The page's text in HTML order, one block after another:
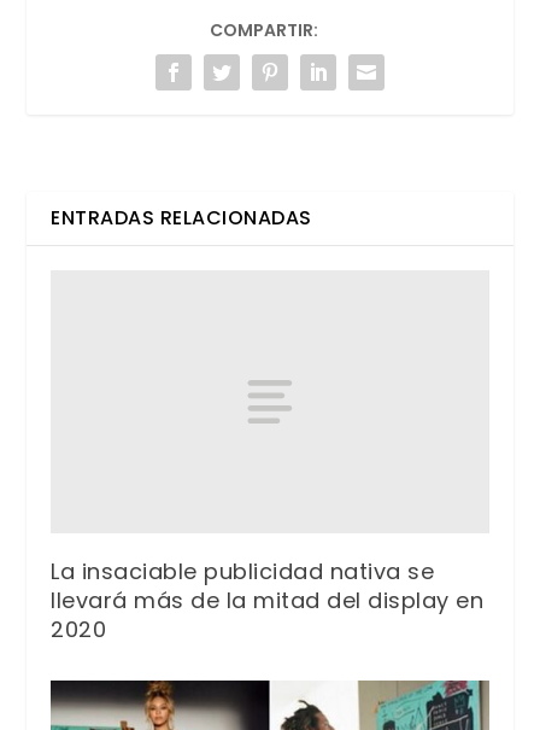
COMPARTIR:
ENTRADAS RELACIONADAS
La insaciable publicidad nativa se
llevará más de la mitad del display en
2020